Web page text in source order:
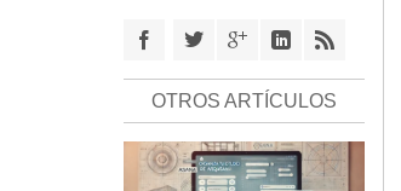
OTROS ARTÍCULOS